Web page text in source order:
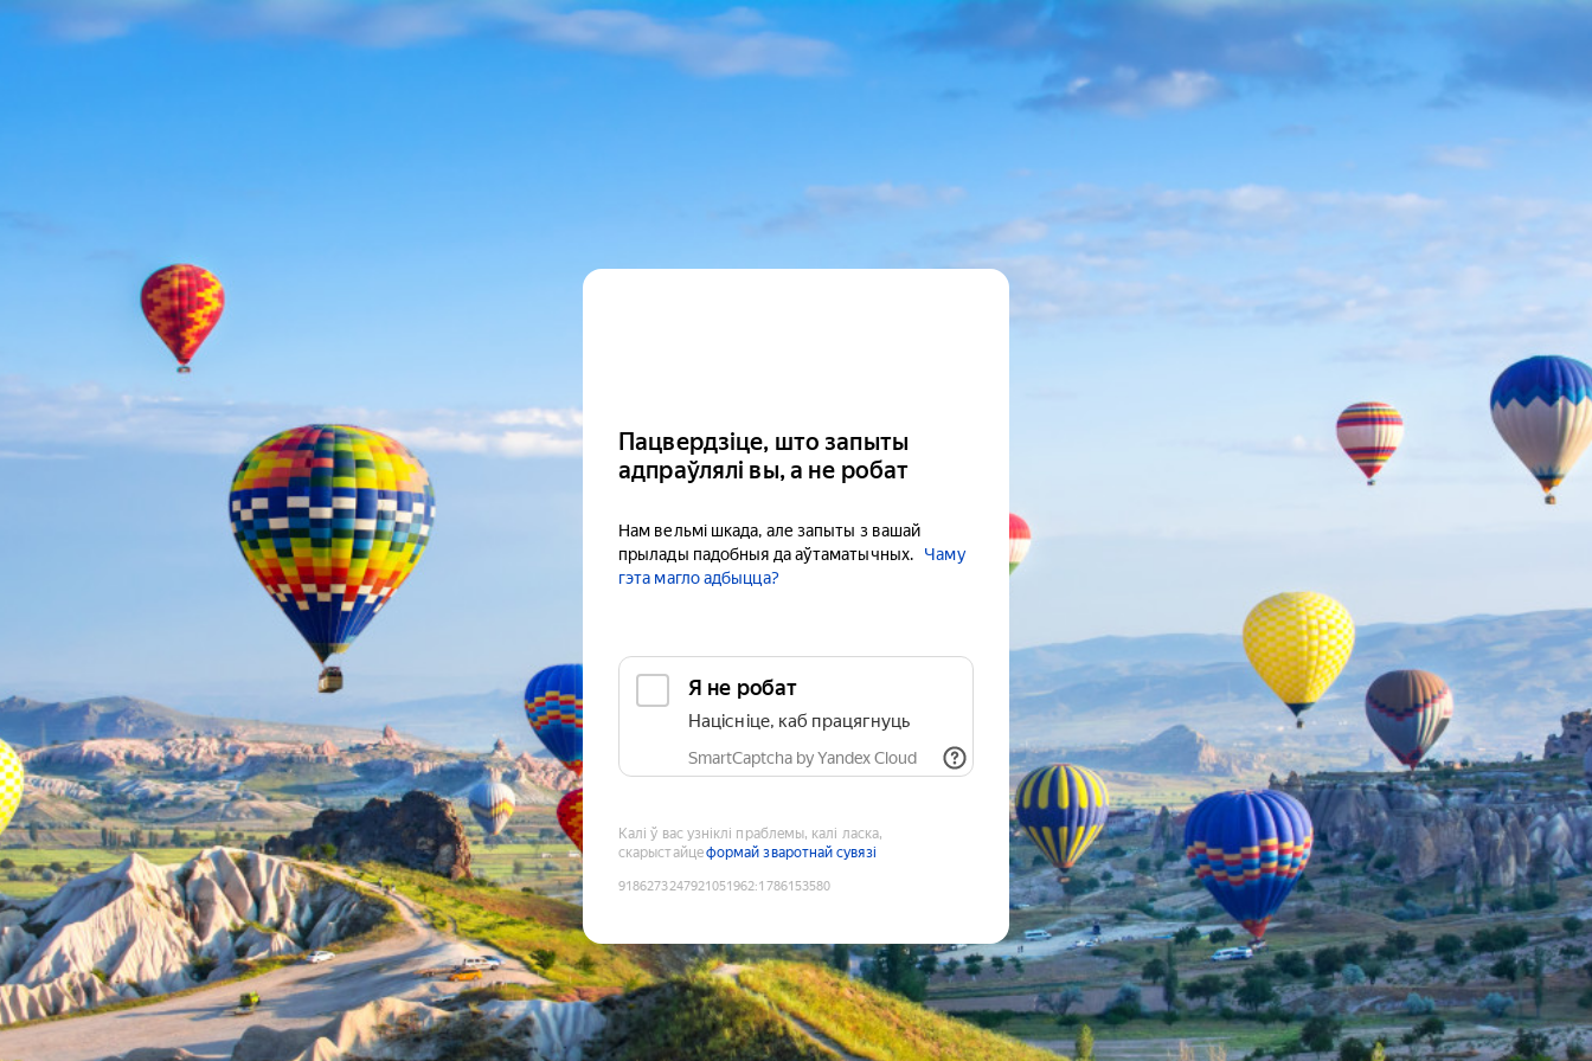
Пацвердзіце, што запыты
адпраўлялі вы, а не робат
Нам вельмі шкада, але запыты з вашай
прылады падобныя да аўтаматычных.
Чаму
гэта магло адбыцца?
Я не робат
Націсніце, каб працягнуць
SmartCaptcha by Yandex Cloud
Калі ў вас узніклі праблемы, калі ласка,
скарыстайцеформай зваротнай сувязі
9186273247921051962:1786153580